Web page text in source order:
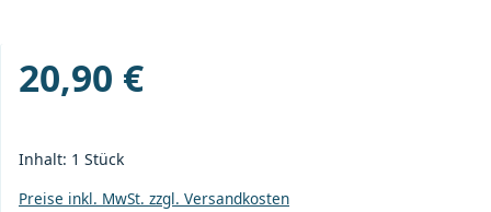
Regulärer Preis:
20,90 €
Inhalt: 1 Stück
Preise inkl. MwSt. zzgl. Versandkosten